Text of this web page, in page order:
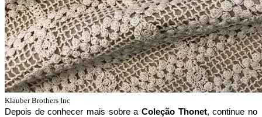
Klauber Brothers Inc
Depois de conhecer mais sobre a Coleção Thonet, continue no